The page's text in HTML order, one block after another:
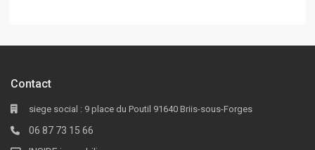
Contact
siege social : 9 place du Poutil 91640 Briis-sous-Forges
06 87 73 15 66